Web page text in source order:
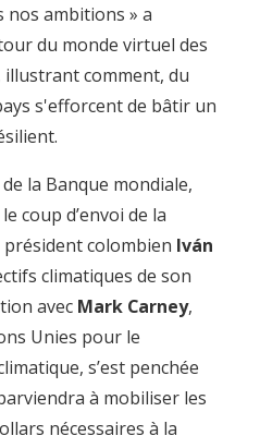
et des défenseurs de
et pour commencer, le
président de la Colombie,
envoyé spécial de l'ONU
climatique.
nos ambitions » a
du monde virtuel des
comment, du
s'efforcent de bâtir un
la Banque mondiale,
coup d’envoi de la
colombien Iván
climatiques de son
avec Mark Carney,
Unies pour le
s’est penchée
à mobiliser les
nécessaires à la